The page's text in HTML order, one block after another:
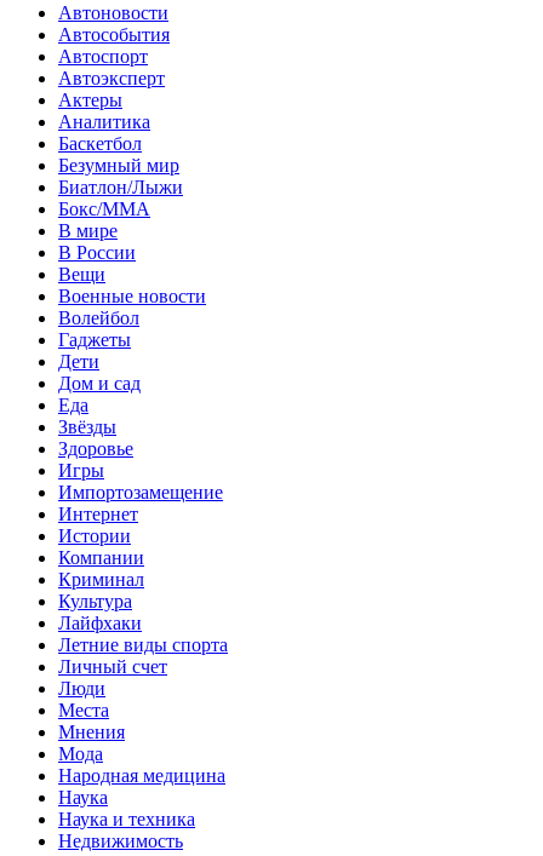
Автоновости
Автособытия
Автоспорт
Автоэксперт
Актеры
Аналитика
Баскетбол
Безумный мир
Биатлон/Лыжи
Бокс/MMA
В мире
В России
Вещи
Военные новости
Волейбол
Гаджеты
Дети
Дом и сад
Еда
Звёзды
Здоровье
Игры
Импортозамещение
Интернет
Истории
Компании
Криминал
Культура
Лайфхаки
Летние виды спорта
Личный счет
Люди
Места
Мнения
Мода
Народная медицина
Наука
Наука и техника
Недвижимость